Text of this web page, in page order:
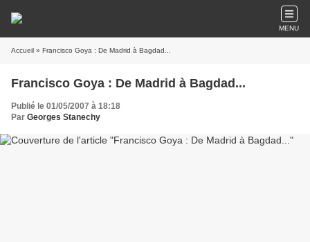
MENU
Accueil » Francisco Goya : De Madrid à Bagdad...
Francisco Goya : De Madrid à Bagdad...
Publié le 01/05/2007 à 18:18
Par Georges Stanechy